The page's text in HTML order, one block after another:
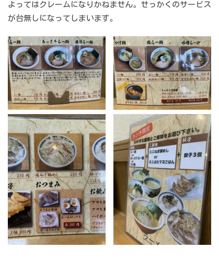
よってはクレームになりかねません。せっかくのサービス
が台無しになってしまいます。